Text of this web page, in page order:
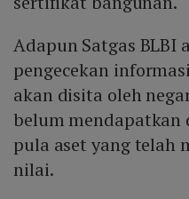
Adapun Satgas BLBI
pengecekan
akan disita oleh
belum mendapatkan
pula aset yang telah
nilai.